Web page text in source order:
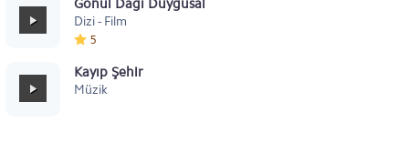
Gönül Dağı Duygusal
Dizi - Film
5
Kayıp Şehir
Müzik